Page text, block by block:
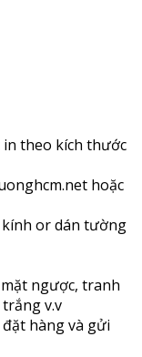
in theo kích thước
hoặc
kính or dán tường
ngược, tranh
v.v
hàng và gửi